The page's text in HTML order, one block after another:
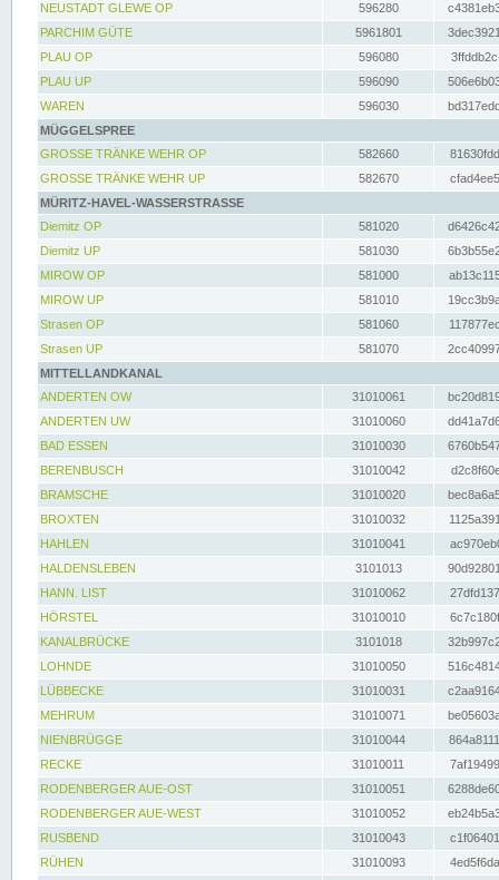
NEUSTADT GLEWE OP
596280
PARCHIM GÜTE
5961801
PLAU OP
596080
PLAU UP
596090
WAREN
596030
MÜGGELSPREE
GROSSE TRÄNKE WEHR OP
582660
GROSSE TRÄNKE WEHR UP
582670
MÜRITZ-HAVEL-WASSERSTRASSE
Diemitz OP
581020
Diemitz UP
581030
MIROW OP
581000
MIROW UP
581010
Strasen OP
581060
Strasen UP
581070
MITTELLANDKANAL
ANDERTEN OW
31010061
ANDERTEN UW
31010060
BAD ESSEN
31010030
BERENBUSCH
31010042
BRAMSCHE
31010020
BROXTEN
31010032
HAHLEN
31010041
HALDENSLEBEN
3101013
HANN. LIST
31010062
HÖRSTEL
31010010
KANALBRÜCKE
3101018
LOHNDE
31010050
LÜBBECKE
31010031
MEHRUM
31010071
NIENBRÜGGE
31010044
RECKE
31010011
RODENBERGER AUE-OST
31010051
RODENBERGER AUE-WEST
31010052
RUSBEND
31010043
RÜHEN
31010093